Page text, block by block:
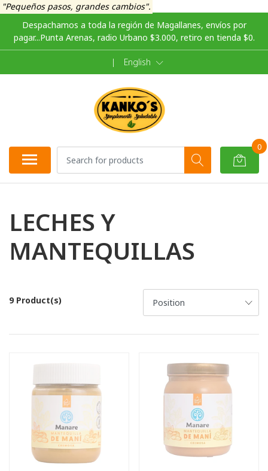
"Pequeños pasos, grandes cambios".
Despachamos a toda la región de Magallanes, envíos por
pagar...Punta Arenas, radio Urbano $3.000, retiro en tienda $0.
| English
0
LECHES Y
MANTEQUILLAS
9 Product(s)